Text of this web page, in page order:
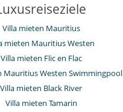
Villa mieten Mauritius
mieten Mauritius Westen
Villa mieten Flic en Flac
Mauritius Westen Swimmingpool
Villa mieten Black River
Villa mieten Tamarin